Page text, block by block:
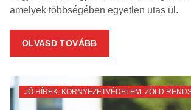
amelyek többségében egyetlen utas ül.
OLVASD TOVÁBB
JÓ HÍREK, KÖRNYEZETVÉDELEM , ZÖLD